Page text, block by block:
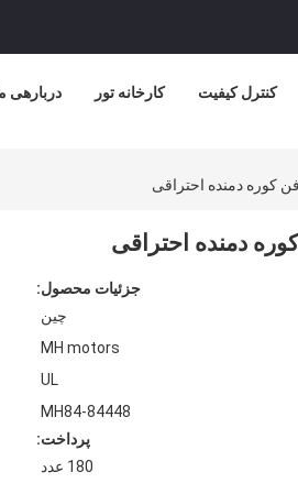
دربارهی کارخانه تور کنترل کیفیت
جزئیات محصول:
چین
MH motors
UL
MH84-84448
پرداخت:
180 عدد